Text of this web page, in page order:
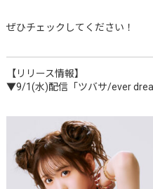
ぜひチェックしてください！
【リリース情報】
▼9/1(水)配信「ツバサ/ever